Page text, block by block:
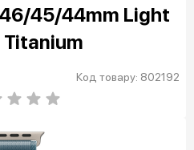
45/44mm Light
Titanium
Код товару: 802192